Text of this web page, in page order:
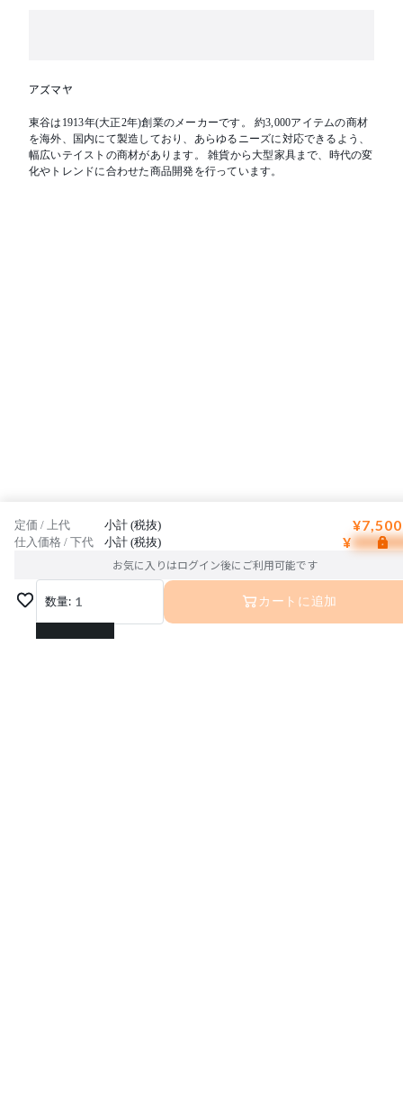
アズマヤ
東谷は1913年(大正2年)創業のメーカーです。 約3,000アイテムの商材
を海外、国内にて製造しており、あらゆるニーズに対応できるよう、
幅広いテイストの商材があります。 雑貨から大型家具まで、時代の変
化やトレンドに合わせた商品開発を行っています。
定価 / 上代 小計 (税抜)
仕入価格 / 下代 小計 (税抜) ¥
お気に入りはログイン後にご利用可能です
数量: 1
1
カートに追加